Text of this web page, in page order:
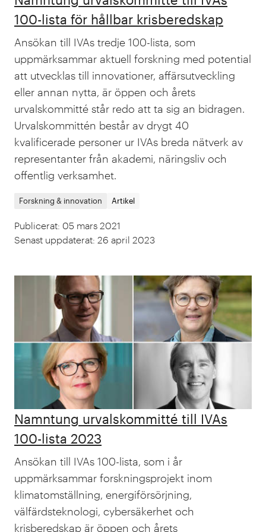
100-lista för hållbar krisberedskap
Ansökan till IVAs tredje 100-lista, som
uppmärksammar aktuell forskning med potential
att utvecklas till innovationer, affärsutveckling
eller annan nytta, är öppen och årets
urvalskommitté står redo att ta sig an bidragen.
Urvalskommittén består av drygt 40
kvalificerade personer ur IVAs breda nätverk av
representanter från akademi, näringsliv och
offentlig verksamhet.
Forskning & innovation Artikel
Publicerat: 05 mars 2021
Senast uppdaterat: 26 april 2023
Namntung urvalskommitté till IVAs
100-lista 2023
Ansökan till IVAs 100-lista, som i år
uppmärksammar forskningsprojekt inom
klimatomställning, energiförsörjning,
välfärdsteknologi, cybersäkerhet och
krisberedskap är öppen och årets